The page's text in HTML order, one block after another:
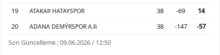
19
ATAKAÞ HATAYSPOR 38 -69
14
20
ADANA DEMÝRSPOR A.Þ. 38 -147
-57
Son Güncelleme : 09.06.2026 / 12:50